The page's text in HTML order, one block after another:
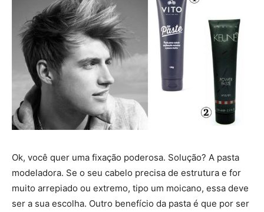
Ok, você quer uma fixação poderosa. Solução? A pasta
modeladora. Se o seu cabelo precisa de estrutura e for
muito arrepiado ou extremo, tipo um moicano, essa deve
ser a sua escolha. Outro benefício da pasta é que por ser